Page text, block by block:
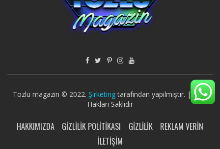
Tozlu magazin © 2022. Şirketingtarafından yapılmıştır. | Tüm
Hakları Saklıdır
HAKKIMIZDA GIZLILIK POLITIKASI GIZLILIK
REKLAM VERIN
İLETIŞIM